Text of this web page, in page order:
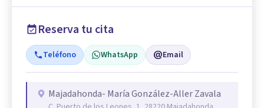
Reserva tu cita
Teléfono WhatsApp Email
Majadahonda- María González-Aller Zavala